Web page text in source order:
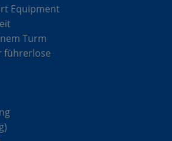
Equipment
Turm
führerlose